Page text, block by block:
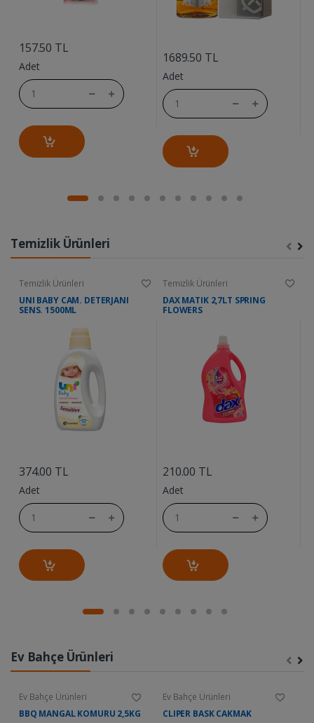
157.50 TL
Adet
1689.50 TL
Adet
Temizlik Ürünleri
Temizlik Ürünleri
UNI BABY CAM. DETERJANI
SENS. 1500ML
374.00 TL
Adet
Temizlik Ürünleri
DAX MATIK 2,7LT SPRING
FLOWERS
210.00 TL
Adet
Ev Bahçe Ürünleri
Ev Bahçe Ürünleri
BBQ MANGAL KOMURU 2,5KG
Ev Bahçe Ürünleri
CLIPER BASK CAKMAK